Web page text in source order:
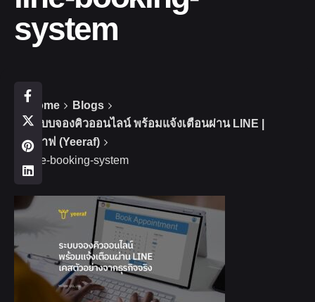
system
Home
Blogs
ระบบจองคิวออนไลน์ พร้อมแจ้งเตือนผ่าน LINE |
ยีราฟ (Yeeraf)
line-booking-system